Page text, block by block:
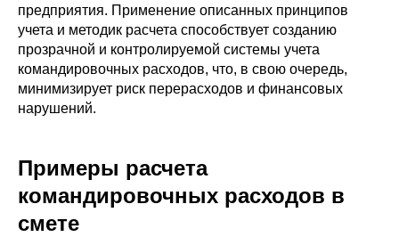
предприятия. Применение описанных принципов
учета и методик расчета способствует созданию
прозрачной и контролируемой системы учета
командировочных расходов, что, в свою очередь,
минимизирует риск перерасходов и финансовых
нарушений.
Примеры расчета
командировочных расходов в
смете